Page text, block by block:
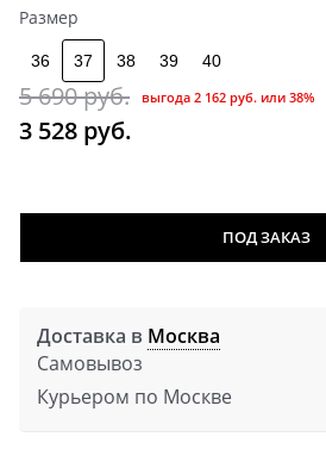
Размер
36 37 38 39 40
5 690 руб.
3 528 руб.
выгода 2 162 руб. или 38%
ПОД ЗАКАЗ
Доставка в Москва
Самовывоз
Курьером по Москве